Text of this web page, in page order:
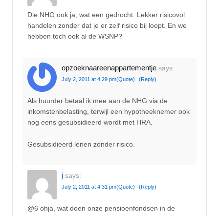
Die NHG ook ja, wat een gedrocht. Lekker risicovol
handelen zonder dat je er zelf risico bij loopt. En we
hebben toch ook al de WSNP?
opzoeknaareenappartementje says:
July 2, 2011 at 4:29 pm(Quote) (Reply)
Als huurder betaal ik mee aan de NHG via de
inkomstenbelasting, terwijl een hypotheeknemer ook
nog eens gesubsidieerd wordt met HRA.
Gesubsidieerd lenen zonder risico.
j says:
July 2, 2011 at 4:31 pm(Quote) (Reply)
@6 ohja, wat doen onze pensioenfondsen in de